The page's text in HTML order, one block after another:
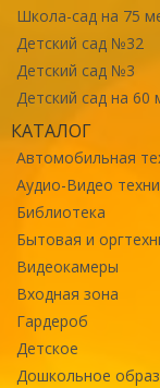
Школа-сад на 75
Детский сад №32
Детский сад №3
Детский сад на 60
КАТАЛОГ
Автомобильная
Аудио-Видео
Библиотека
Бытовая и
Видеокамеры
Входная зона
Гардероб
Детское
Дошкольное